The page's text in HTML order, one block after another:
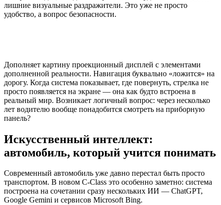
лишние визуальные раздражители. Это уже не просто
удобство, а вопрос безопасности.
Дополняет картину проекционный дисплей с элементами
дополненной реальности. Навигация буквально «ложится» на
дорогу. Когда система показывает, где повернуть, стрелка не
просто появляется на экране — она как будто встроена в
реальный мир. Возникает логичный вопрос: через несколько
лет водителю вообще понадобится смотреть на приборную
панель?
Искусственный интеллект:
автомобиль, который учится понимать
Современный автомобиль уже давно перестал быть просто
транспортом. В новом C-Class это особенно заметно: система
построена на сочетании сразу нескольких ИИ — ChatGPT,
Google Gemini и сервисов Microsoft Bing.